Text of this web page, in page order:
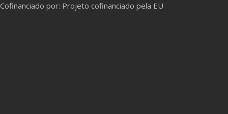
Cofinanciado por: Projeto cofinanciado pela EU